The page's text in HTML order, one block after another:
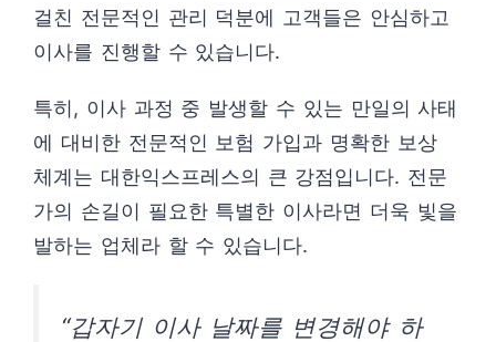
걸친 전문적인 관리 덕분에 고객들은 안심하고
이사를 진행할 수 있습니다.
특히, 이사 과정 중 발생할 수 있는 만일의 사태
에 대비한 전문적인 보험 가입과 명확한 보상
체계는 대한익스프레스의 큰 강점입니다. 전문
가의 손길이 필요한 특별한 이사라면 더욱 빛을
발하는 업체라 할 수 있습니다.
“갑자기 이사 날짜를 변경해야 하